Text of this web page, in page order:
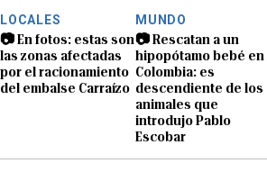
LOCALES
📷 En fotos: estas son
las zonas afectadas
por el racionamiento
del embalse Carraízo
MUNDO
📷 Rescatan a un
hipopótamo bebé en
Colombia: es
descendiente de los
animales que
introdujo Pablo
Escobar